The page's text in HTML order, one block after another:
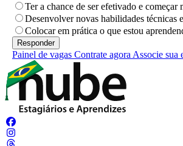
Ter a chance de ser efetivado e começar
Desenvolver novas habilidades técnicas
Colocar em prática o que estou
Painel de vagas Contrate agora Associe sua